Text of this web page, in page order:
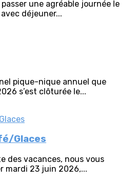
une agréable journée le
déjeuner...
pique-nique annuel que
s’est clôturée le...
Glaces
des vacances, nous vous
mardi 23 juin 2026,...